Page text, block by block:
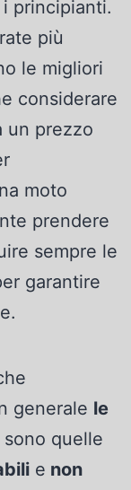
principianti.
più
le migliori
considerare
un prezzo
moto
prendere
sempre le
garantire
generale le
quelle
e non